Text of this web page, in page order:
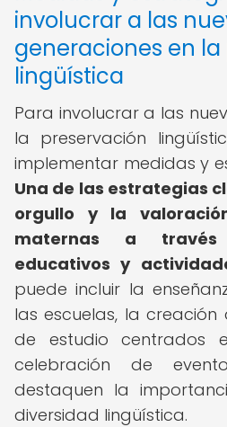
involucrar a las
generaciones en
lingüística
Para involucrar a las
la preservación
implementar medidas y
Una de las estrategias
orgullo y la
maternas a
educativos y
puede incluir la
las escuelas, la
de estudio centrados
celebración de
destaquen la
diversidad lingüística.